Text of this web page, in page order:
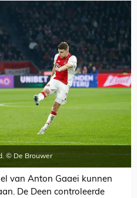
© De Brouwer
van Anton Gaaei kunnen
De Deen controleerde